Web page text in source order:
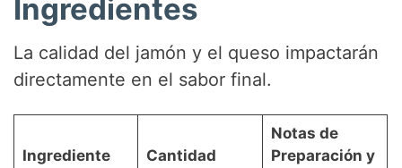
Ingredientes
La calidad del jamón y el queso impactarán
directamente en el sabor final.
Ingrediente Cantidad
Notas de
Preparación y